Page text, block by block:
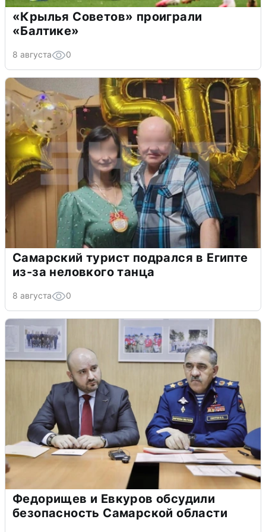
«Крылья Советов» проиграли
«Балтике»
8 августа 0
Самарский турист подрался в Египте
из-за неловкого танца
8 августа 0
Федорищев и Евкуров обсудили
безопасность Самарской области